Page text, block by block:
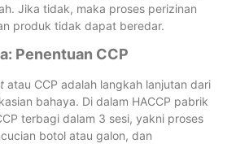
Jika tidak, maka proses perizinan
produk tidak dapat beredar.
Penentuan CCP
atau CCP adalah langkah lanjutan dari
bahaya. Di dalam HACCP pabrik
terbagi dalam 3 sesi, yakni proses
botol atau galon, dan